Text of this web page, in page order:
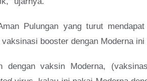
Pulungan yang turut
booster dengan Moderna
dengan vaksin Moderna,